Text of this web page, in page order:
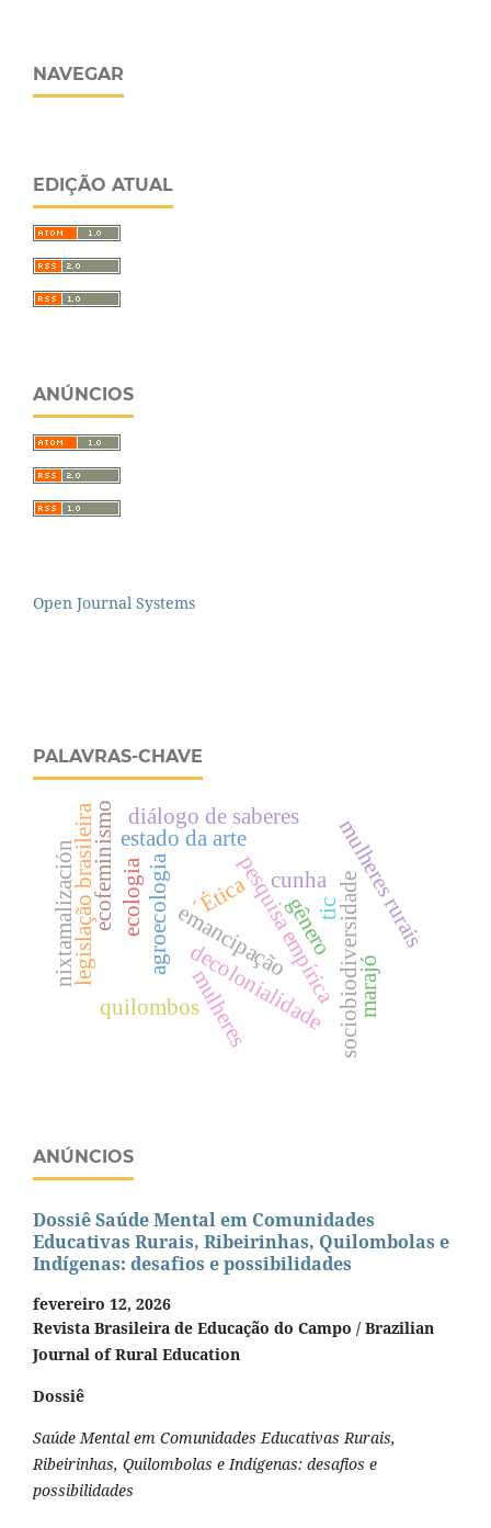
NAVEGAR
EDIÇÃO ATUAL
ANÚNCIOS
Open Journal Systems
PALAVRAS-CHAVE
decolonialidadesociobiodiversidade
pesquisa empírica
´Ética
ecologia
mulheres
estado da arte
ecofeminismo agroecologia
diálogo de saberes
emancipação
cunha mulheres rurais
legislação brasileira
quilombos
gênero
nixtamalización tic
marajó
ANÚNCIOS
Dossiê Saúde Mental em Comunidades
Educativas Rurais, Ribeirinhas, Quilombolas e
Indígenas: desafios e possibilidades
fevereiro 12, 2026
Revista Brasileira de Educação do Campo / Brazilian
Journal of Rural Education
Dossiê
Saúde Mental em Comunidades Educativas Rurais,
Ribeirinhas, Quilombolas e Indígenas: desafios e
possibilidades